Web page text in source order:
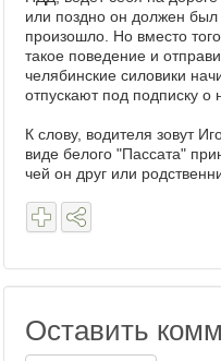
или поздно он должен был
произошло. Но вместо
такое поведение и
челябинские силовики
отпускают под подписку о
К слову, водителя зовут
виде белого "Пассата"
чей он друг или
Оставить